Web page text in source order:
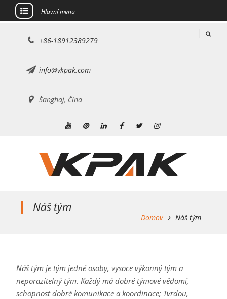
Hlavní menu
+86-18912389279
info@vkpak.com
Šanghaj, Čína
Náš tým
Domov Náš tým
Náš tým je tým jedné osoby, vysoce výkonný tým a
neporazitelný tým. Každý má dobré týmové vědomí,
schopnost dobré komunikace a koordinace; Tvrdou,